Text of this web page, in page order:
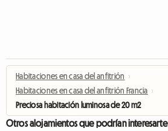
Habitaciones en casa del anfitrión ›
Habitaciones en casa del anfitrión Francia ›
Preciosa habitación luminosa de 20 m2
Otros alojamientos que podrían interesarte